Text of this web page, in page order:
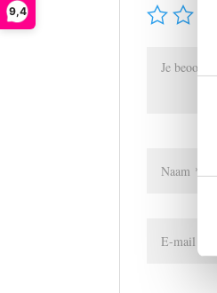
9,4